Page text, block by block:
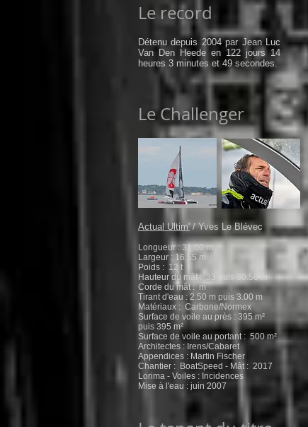
Le record
Détenu depuis 2004 par Jean Luc
Van Den Heede en 122 jours 14
heures 3 minutes et 49 secondes.
Le Challenger
Actual Ultim' / Yves Le Blévec
Longueur : 31.00 m
Largeur : 16.55 m
Poids : 12 t
Hauteur du mât : 33 puis 30.50 m
Corde du mât : m
Tirant d'eau : 2.50 m puis 3.00 m
Matériaux : Carbone/Normex
Surface de voile au près : 395 m²
puis 395 m²
Surface de voile au portant : 500 m²
Architectes : Irens/Cabaret
Appendices : Martin Fischer
Chantier : BoatSpeed - Mât : 2017
Lorima - Voiles : Incidences
Mise à l'eau : juin 2007